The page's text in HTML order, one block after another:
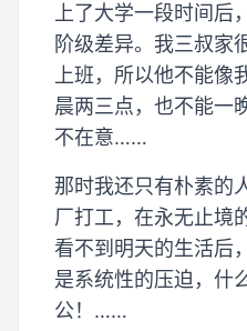
上了大学一段时间后
阶级差异。我三叔家
上班，所以他不能像
晨两三点，也不能一
不在意……
那时我还只有朴素
厂打工，在永无止境
看不到明天的生活后
是系统性的压迫，什
公！……